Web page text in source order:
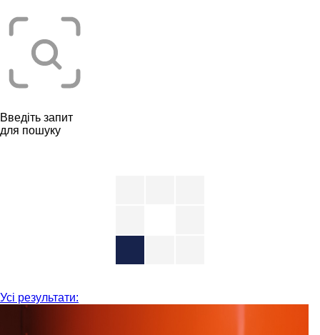
Введіть запит
для пошуку
Усі результати: